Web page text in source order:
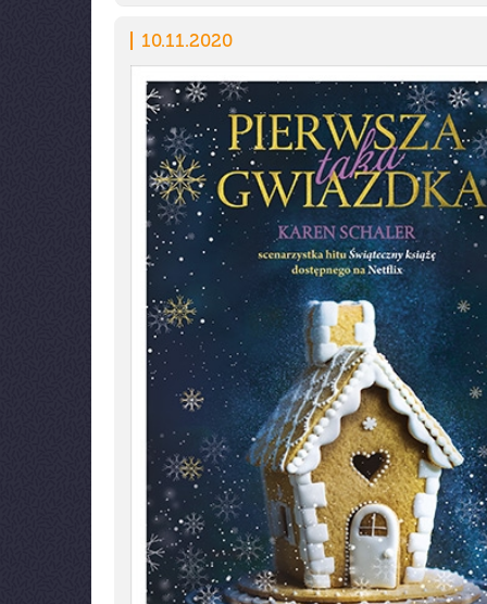
10.11.2020